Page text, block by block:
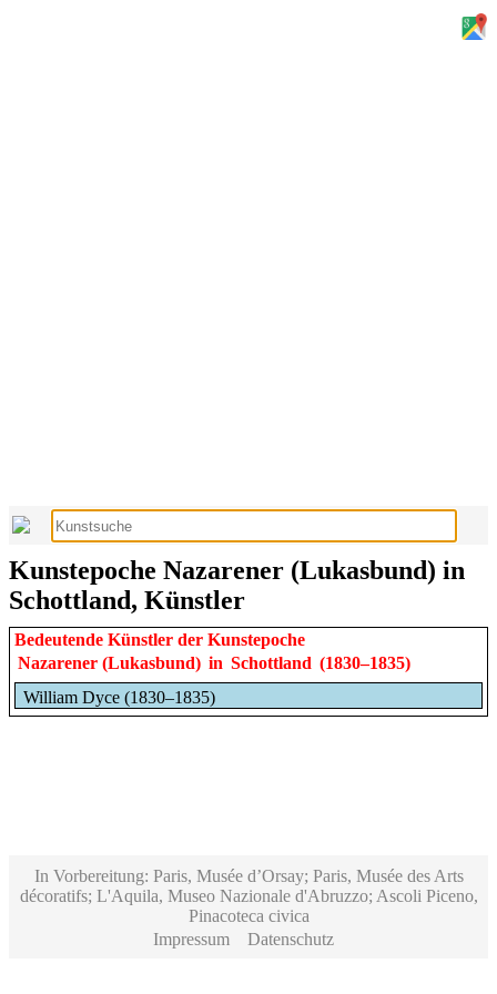
Kunstepoche Nazarener (Lukasbund) in
Schottland, Künstler
Bedeutende Künstler der Kunstepoche
Nazarener (Lukasbund) in Schottland (1830–1835)
William Dyce (1830–1835)
In Vorbereitung: Paris, Musée d’Orsay; Paris, Musée des Arts
décoratifs; L'Aquila, Museo Nazionale d'Abruzzo; Ascoli Piceno,
Pinacoteca civica
Impressum
Datenschutz